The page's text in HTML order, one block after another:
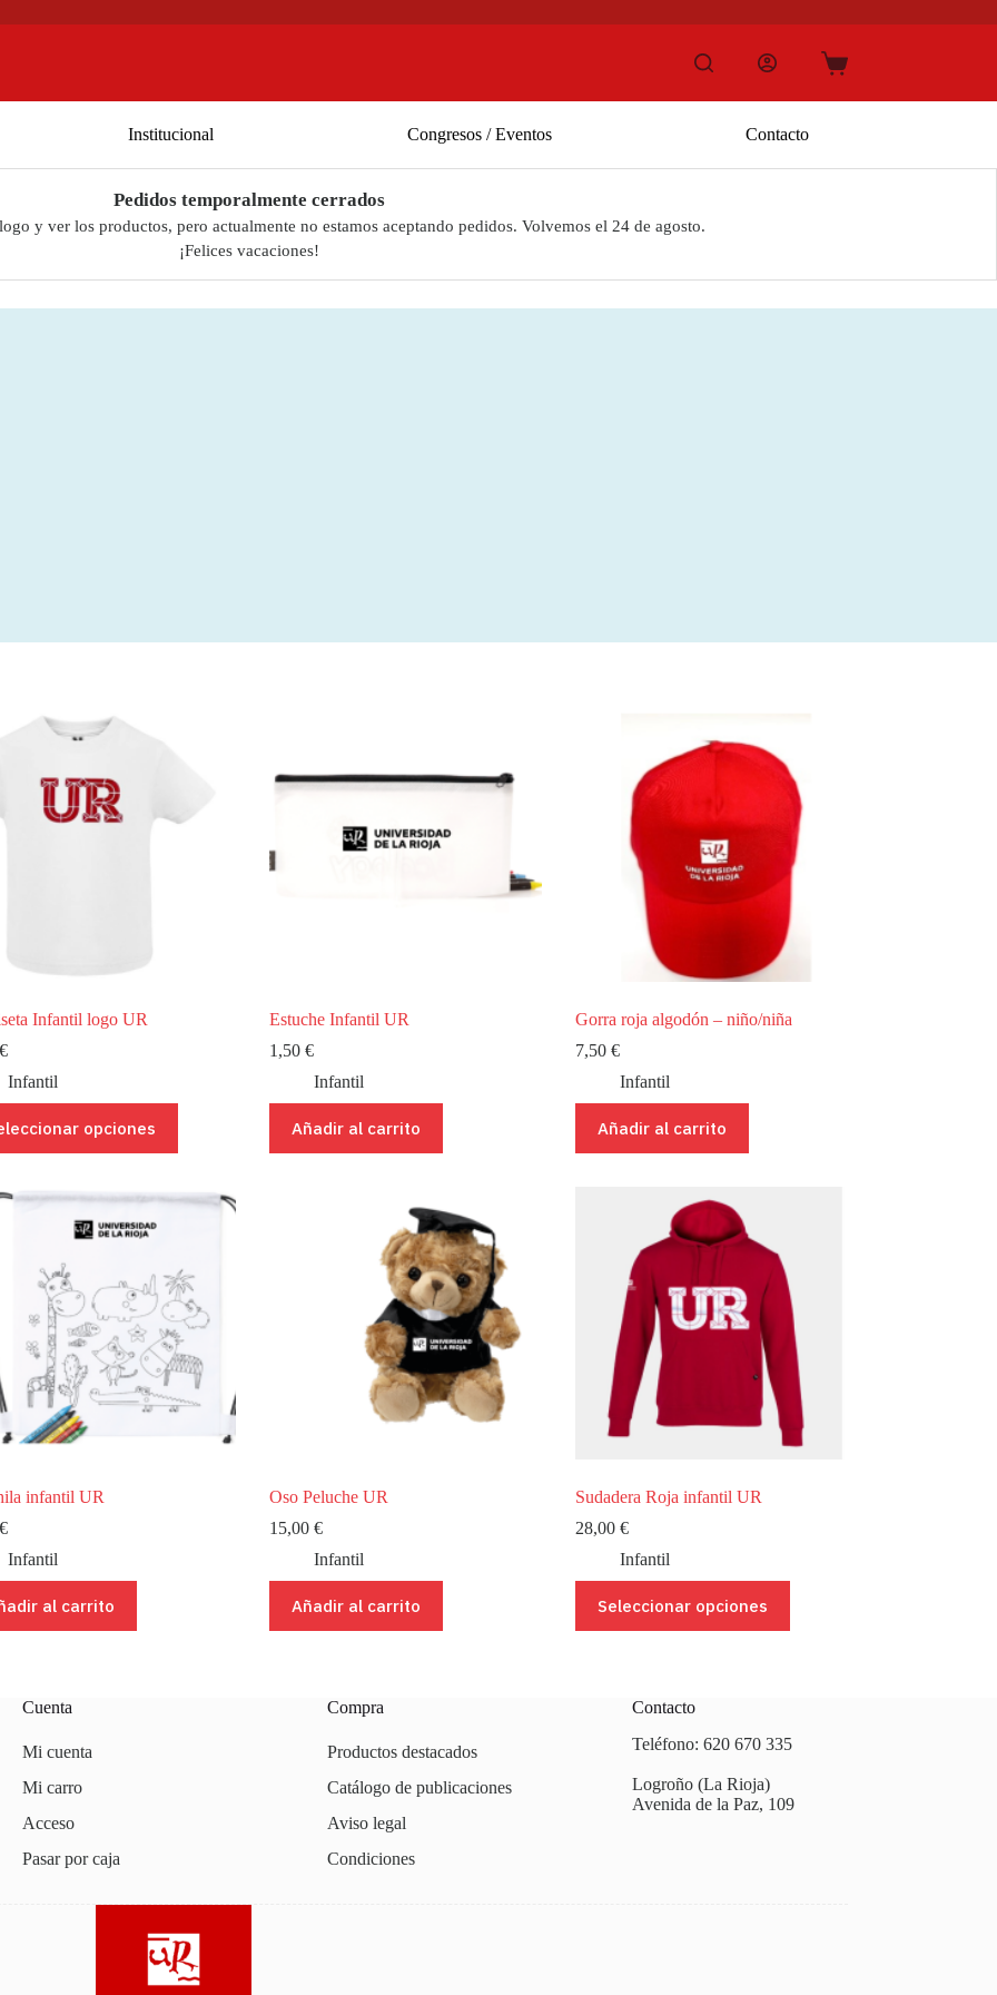
Carro
Institucional Congresos / Eventos Contacto
Pedidos temporalmente cerrados
y ver los productos, pero actualmente no estamos aceptando pedidos. Volvemos el 24 de agosto.
¡Felices vacaciones!
Infantil logo UR
€
Infantil
opciones
Estuche Infantil UR
1,50 €
Infantil
Añadir al carrito
Gorra roja algodón – niño/niña
7,50 €
Infantil
Añadir al carrito
infantil UR
€
Infantil
al carrito
Oso Peluche UR
15,00 €
Infantil
Añadir al carrito
Sudadera Roja infantil UR
28,00 €
Infantil
Seleccionar opciones
producto
tiene
opciones
Cuenta
Mi cuenta
Mi carro
Acceso
Pasar por caja
Compra
Productos destacados
Catálogo de publicaciones
Aviso legal
Condiciones
Contacto
Teléfono: 620 670 335
Logroño (La Rioja)
Avenida de la Paz, 109